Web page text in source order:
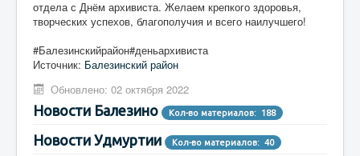
отдела с Днём архивиста. Желаем крепкого здоровья,
творческих успехов, благополучия и всего наилучшего!
#Балезинскийрайон#деньархивиста
Источник: Балезинский район
Обновлено: 02 октября 2022
Новости Балезино Кол-во материалов: 188
Новости Удмуртии Кол-во материалов: 40